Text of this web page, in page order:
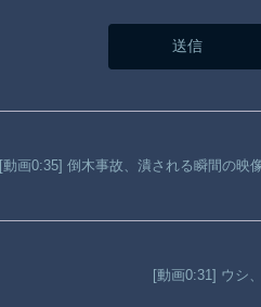
[動画0:35] 倒木事故、潰される瞬間の映
[動画0:31] ウシ